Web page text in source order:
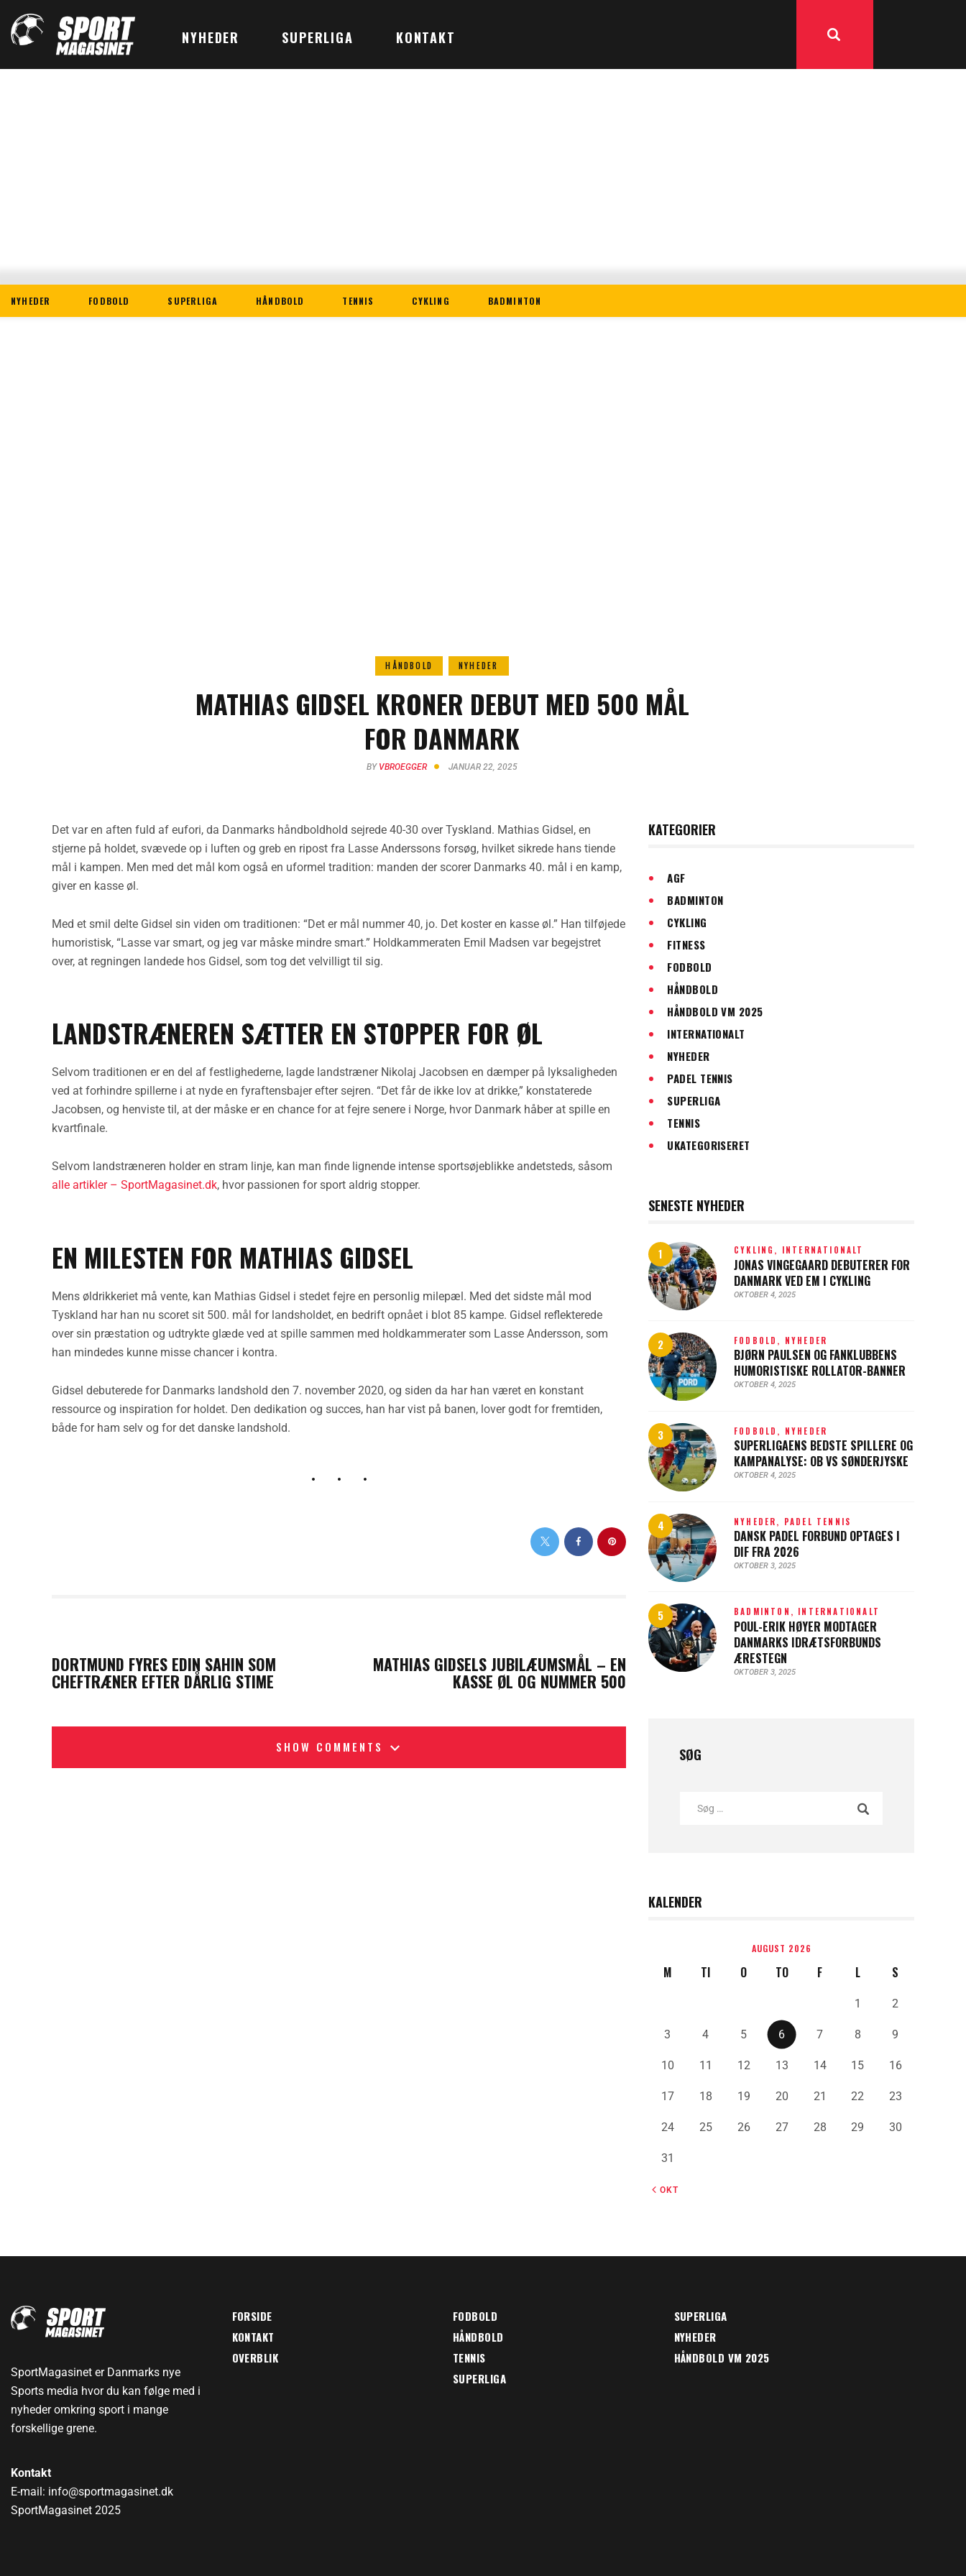
NYHEDER SUPERLIGA KONTAKT
NYHEDER FODBOLD SUPERLIGA HÅNDBOLD TENNIS CYKLING BADMINTON
HÅNDBOLD NYHEDER
MATHIAS GIDSEL KRONER DEBUT MED 500 MÅL
FOR DANMARK
BY VBROEGGER JANUAR 22, 2025
Det var en aften fuld af eufori, da Danmarks håndboldhold sejrede 40-30 over Tyskland. Mathias Gidsel, en
stjerne på holdet, svævede op i luften og greb en ripost fra Lasse Anderssons forsøg, hvilket sikrede hans tiende
mål i kampen. Men med det mål kom også en uformel tradition: manden der scorer Danmarks 40. mål i en kamp,
giver en kasse øl.
Med et smil delte Gidsel sin viden om traditionen: “Det er mål nummer 40, jo. Det koster en kasse øl.” Han tilføjede
humoristisk, “Lasse var smart, og jeg var måske mindre smart.” Holdkammeraten Emil Madsen var begejstret
over, at regningen landede hos Gidsel, som tog det velvilligt til sig.
LANDSTRÆNEREN SÆTTER EN STOPPER FOR ØL
Selvom traditionen er en del af festlighederne, lagde landstræner Nikolaj Jacobsen en dæmper på lyksaligheden
ved at forhindre spillerne i at nyde en fyraftensbajer efter sejren. “Det får de ikke lov at drikke,” konstaterede
Jacobsen, og henviste til, at der måske er en chance for at fejre senere i Norge, hvor Danmark håber at spille en
kvartfinale.
Selvom landstræneren holder en stram linje, kan man finde lignende intense sportsøjeblikke andetsteds, såsom
alle artikler – SportMagasinet.dk, hvor passionen for sport aldrig stopper.
EN MILESTEN FOR MATHIAS GIDSEL
Mens øldrikkeriet må vente, kan Mathias Gidsel i stedet fejre en personlig milepæl. Med det sidste mål mod
Tyskland har han nu scoret sit 500. mål for landsholdet, en bedrift opnået i blot 85 kampe. Gidsel reflekterede
over sin præstation og udtrykte glæde ved at spille sammen med holdkammerater som Lasse Andersson, som
han mindedes kunne misse chancer i kontra.
Gidsel debuterede for Danmarks landshold den 7. november 2020, og siden da har han været en konstant
ressource og inspiration for holdet. Den dedikation og succes, han har vist på banen, lover godt for fremtiden,
både for ham selv og for det danske landshold.
DORTMUND FYRES EDIN SAHIN SOM
CHEFTRÆNER EFTER DÅRLIG STIME
MATHIAS GIDSELS JUBILÆUMSMÅL – EN
KASSE ØL OG NUMMER 500
SHOW COMMENTS
KATEGORIER
AGF
BADMINTON
CYKLING
FITNESS
FODBOLD
HÅNDBOLD
HÅNDBOLD VM 2025
INTERNATIONALT
NYHEDER
PADEL TENNIS
SUPERLIGA
TENNIS
UKATEGORISERET
SENESTE NYHEDER
CYKLING, INTERNATIONALT
JONAS VINGEGAARD DEBUTERER FOR
DANMARK VED EM I CYKLING
OKTOBER 4, 2025
FODBOLD, NYHEDER
BJØRN PAULSEN OG FANKLUBBENS
HUMORISTISKE ROLLATOR-BANNER
OKTOBER 4, 2025
FODBOLD, NYHEDER
SUPERLIGAENS BEDSTE SPILLERE OG
KAMPANALYSE: OB VS SØNDERJYSKE
OKTOBER 4, 2025
NYHEDER, PADEL TENNIS
DANSK PADEL FORBUND OPTAGES I
DIF FRA 2026
OKTOBER 3, 2025
BADMINTON, INTERNATIONALT
POUL-ERIK HØYER MODTAGER
DANMARKS IDRÆTSFORBUNDS
ÆRESTEGN
OKTOBER 3, 2025
SØG
KALENDER
AUGUST 2026
M TI O TO F L S
1 2
3 4 5 6 7 8 9
10 11 12 13 14 15 16
17 18 19 20 21 22 23
24 25 26 27 28 29 30
31
« OKT
SportMagasinet er Danmarks nye
Sports media hvor du kan følge med i
nyheder omkring sport i mange
forskellige grene.
Kontakt
E-mail: info@sportmagasinet.dk
SportMagasinet 2025
FORSIDE
KONTAKT
OVERBLIK
FODBOLD
HÅNDBOLD
TENNIS
SUPERLIGA
SUPERLIGA
NYHEDER
HÅNDBOLD VM 2025